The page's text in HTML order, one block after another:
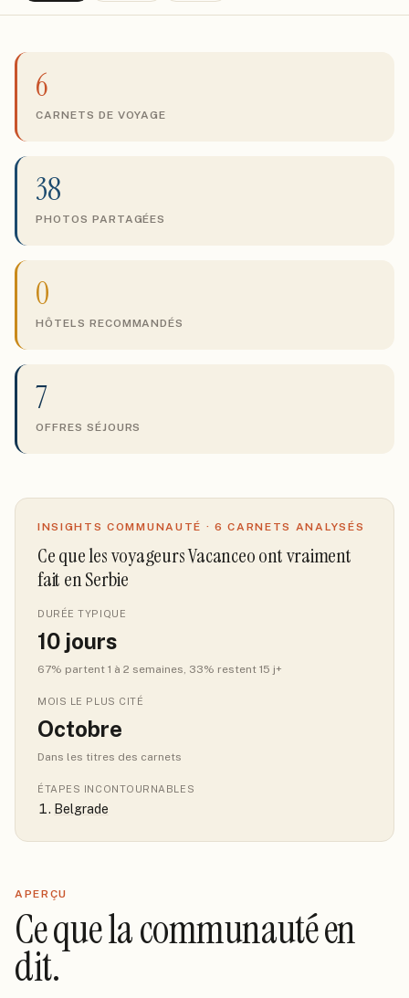
6
CARNETS DE VOYAGE
38
PHOTOS PARTAGÉES
0
HÔTELS RECOMMANDÉS
7
OFFRES SÉJOURS
INSIGHTS COMMUNAUTÉ · 6 CARNETS ANALYSÉS
Ce que les voyageurs Vacanceo ont vraiment
fait en Serbie
DURÉE TYPIQUE
10 jours
67% partent 1 à 2 semaines, 33% restent 15 j+
MOIS LE PLUS CITÉ
Octobre
Dans les titres des carnets
ÉTAPES INCONTOURNABLES
Belgrade
APERÇU
Ce que la communauté en
dit.